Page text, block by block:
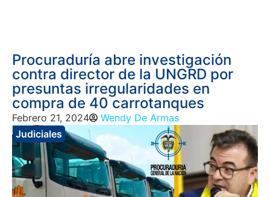
Procuraduría abre investigación
contra director de la UNGRD por
presuntas irregularidades en
compra de 40 carrotanques
Febrero 21, 2024
Wendy De Armas
Judiciales